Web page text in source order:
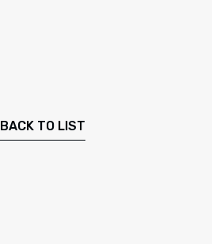
BACK TO LIST